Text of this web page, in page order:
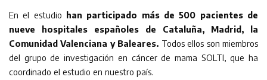
En el estudio han participado más de 500 pacientes de
nueve hospitales españoles de Cataluña, Madrid, la
Comunidad Valenciana y Baleares. Todos ellos son miembros
del grupo de investigación en cáncer de mama SOLTI, que ha
coordinado el estudio en nuestro país.